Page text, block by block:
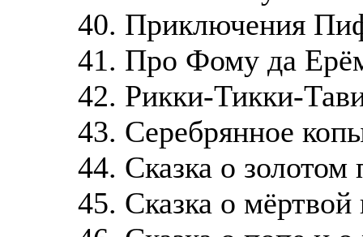
40. Приключения
41. Про Фому да
42. Рикки-Тикки-
43. Серебрянное
44. Сказка о золотом
45. Сказка о